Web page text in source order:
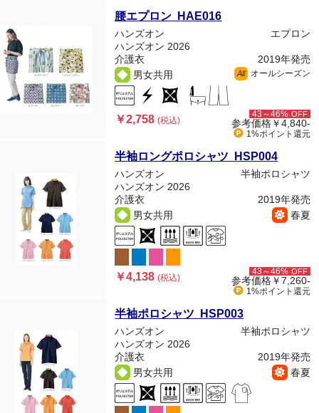
腰エプロン HAE016
ハンズオン
エプロン
ハンズオン 2026
介護衣
2019年発売
男女共用
All オールシーズン
￥2,758(税込)
43～46% OFF
参考価格￥4,840-
1%ポイント 還元
半袖ロングポロシャツ HSP004
ハンズオン
半袖ポロシャツ
ハンズオン 2026
介護衣
2019年発売
男女共用
春夏
￥4,138(税込)
43～46% OFF
参考価格￥7,260-
1%ポイント 還元
半袖ポロシャツ HSP003
ハンズオン
半袖ポロシャツ
ハンズオン 2026
介護衣
2019年発売
男女共用
春夏